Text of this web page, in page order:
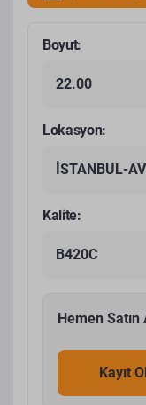
Boyut:
22.00
Lokasyon:
İSTANBUL-
Kalite:
B420C
Hemen
Kayıt